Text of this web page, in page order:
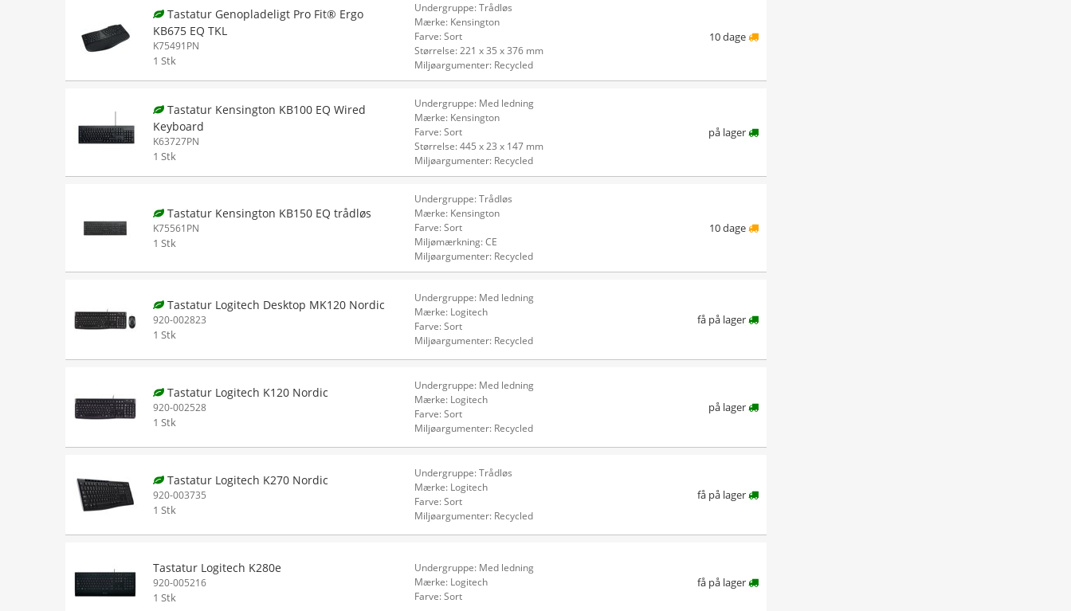
Tastatur Genopladeligt Pro Fit® Ergo
KB675 EQ TKL
K75491PN
1 Stk
Undergruppe: Trådløs
Mærke: Kensington
Farve: Sort
Størrelse: 221 x 35 x 376 mm
Miljøargumenter: Recycled
10 dage
Tastatur Kensington KB100 EQ Wired
Keyboard
K63727PN
1 Stk
Undergruppe: Med ledning
Mærke: Kensington
Farve: Sort
Størrelse: 445 x 23 x 147 mm
Miljøargumenter: Recycled
på lager
Tastatur Kensington KB150 EQ trådløs
K75561PN
1 Stk
Undergruppe: Trådløs
Mærke: Kensington
Farve: Sort
Miljømærkning: CE
Miljøargumenter: Recycled
10 dage
Tastatur Logitech Desktop MK120 Nordic
920-002823
1 Stk
Undergruppe: Med ledning
Mærke: Logitech
Farve: Sort
Miljøargumenter: Recycled
få på lager
Tastatur Logitech K120 Nordic
920-002528
1 Stk
Undergruppe: Med ledning
Mærke: Logitech
Farve: Sort
Miljøargumenter: Recycled
på lager
Tastatur Logitech K270 Nordic
920-003735
1 Stk
Undergruppe: Trådløs
Mærke: Logitech
Farve: Sort
Miljøargumenter: Recycled
få på lager
Tastatur Logitech K280e
920-005216
1 Stk
Undergruppe: Med ledning
Mærke: Logitech
Farve: Sort
få på lager